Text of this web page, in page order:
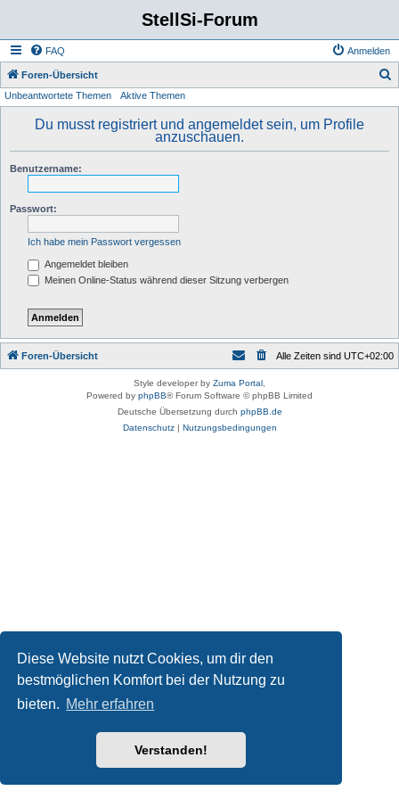
Diese Website nutzt Cookies, um dir den
bestmöglichen Komfort bei der Nutzung zu
bieten. Mehr erfahren
Verstanden!
StellSi-Forum
FAQ Anmelden
Foren-Übersicht
Unbeantwortete Themen Aktive Themen
Du musst registriert und angemeldet sein, um Profile
anzuschauen.
Benutzername:
Passwort:
Ich habe mein Passwort vergessen
Angemeldet bleiben
Meinen Online-Status während dieser Sitzung verbergen
Foren-Übersicht Alle Zeiten sind UTC+02:00
Style developer by Zuma Portal,
Powered by phpBB® Forum Software © phpBB Limited
Deutsche Übersetzung durch phpBB.de
Datenschutz| Nutzungsbedingungen